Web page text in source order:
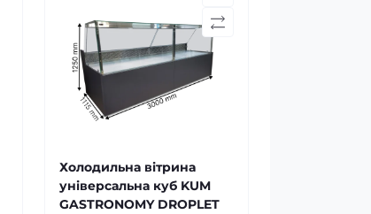
Холодильна вітрина
універсальна куб KUM
GASTRONOMY DROPLET